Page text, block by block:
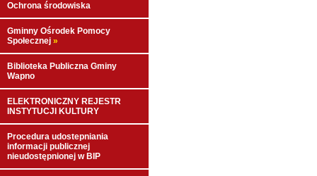
Ochrona środowiska
Gminny Ośrodek Pomocy
Społecznej »
Biblioteka Publiczna Gminy
Wapno
ELEKTRONICZNY REJESTR
INSTYTUCJI KULTURY
Procedura udostepniania
informacji publicznej
nieudostępnionej w BIP